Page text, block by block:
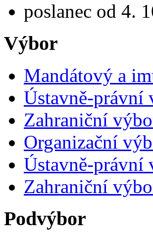
poslanec od 4.
Výbor
Mandátový a
Ústavně-právní
Zahraniční
Organizační
Ústavně-právní
Zahraniční
Podvýbor